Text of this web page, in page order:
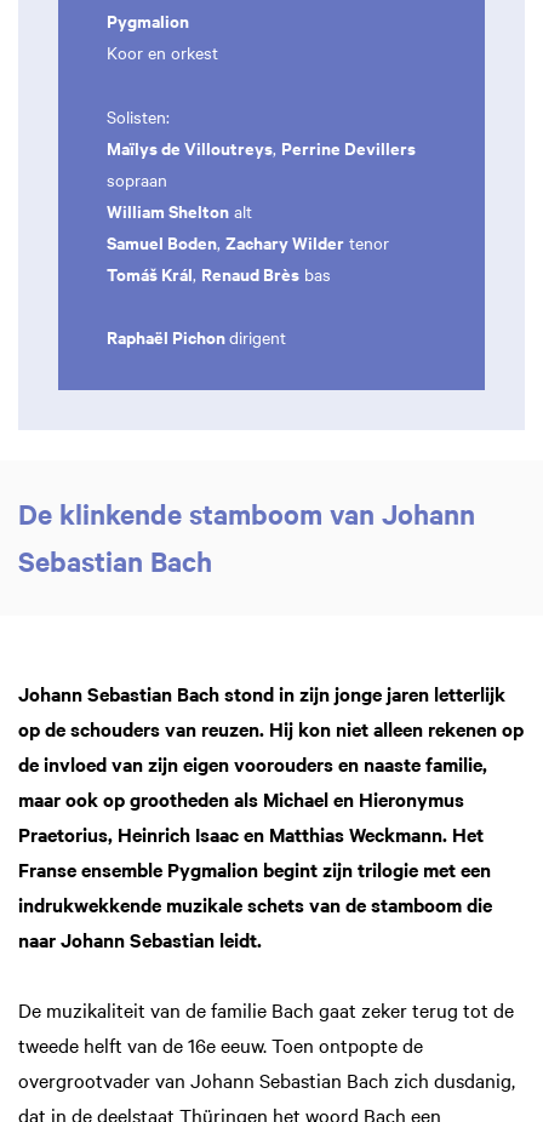
Pygmalion
Koor en orkest
Solisten:
Maïlys de Villoutreys, Perrine Devillers
sopraan
William Shelton alt
Samuel Boden, Zachary Wilder tenor
Tomáš Král, Renaud Brès bas
Raphaël Pichondirigent
De klinkende stamboom van Johann
Sebastian Bach
Johann Sebastian Bach stond in zijn jonge jaren letterlijk
op de schouders van reuzen. Hij kon niet alleen rekenen op
de invloed van zijn eigen voorouders en naaste familie,
maar ook op grootheden als Michael en Hieronymus
Praetorius, Heinrich Isaac en Matthias Weckmann. Het
Franse ensemble Pygmalion begint zijn trilogie met een
indrukwekkende muzikale schets van de stamboom die
naar Johann Sebastian leidt.
De muzikaliteit van de familie Bach gaat zeker terug tot de
tweede helft van de 16e eeuw. Toen ontpopte de
overgrootvader van Johann Sebastian Bach zich dusdanig,
dat in de deelstaat Thüringen het woord Bach een